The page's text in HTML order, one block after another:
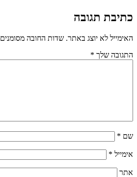
כתיבת תגובה
האימייל לא יוצג באתר. שדות החובה מסומנים
התגובה שלך *
שם *
אימייל *
אתר